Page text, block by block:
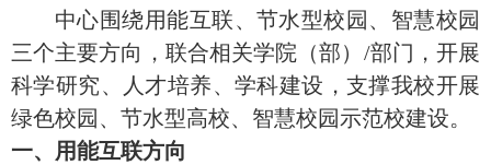
中心围绕用能互联、节水型校园、智慧校园
三个主要方向，联合相关学院（部）/部门，开展
科学研究、人才培养、学科建设，支撑我校开展
绿色校园、节水型高校、智慧校园示范校建设。
一、用能互联方向